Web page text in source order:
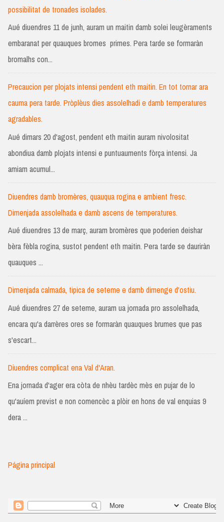
possibilitat de tronades isolades.
Aué diuendres 11 de junh, auram un maitin damb solei leugèraments
embaranat per quauques bromes primes. Pera tarde se formaràn
bromalhs con...
Precaucion per plojats intensi pendent eth maitin. En tot tornar ara
cauma pera tarde. Pròplèus dies assolelhadi e damb temperatures
agradables.
Aué dimars 20 d'agost, pendent eth maitin auram nivolositat
abondiua damb plojats intensi e puntuauments fòrça intensi. Ja
amiam acumul...
Diuendres damb bromères, quauqua rogina e ambient fresc.
Dimenjada assolelhada e damb ascens de temperatures.
Aué diuendres 13 de març, auram bromères que poderien deishar
bèra fèbla rogina, sustot pendent eth maitin. Pera tarde se dauriràn
quauques ...
Dimenjada calmada, tipica de seteme e damb dimenge d'ostiu.
Aué diuendres 27 de seteme, auram ua jornada pro assolelhada,
encara qu'a darrères ores se formaràn quauques brumes que pas
s'escart...
Diuendres complicat ena Val d'Aran.
Ena jornada d'ager era còta de nhèu tardèc mès en pujar de lo
qu'auíem previst e non comencèc a plòir en hons de val enquias 9
dera ...
Página principal